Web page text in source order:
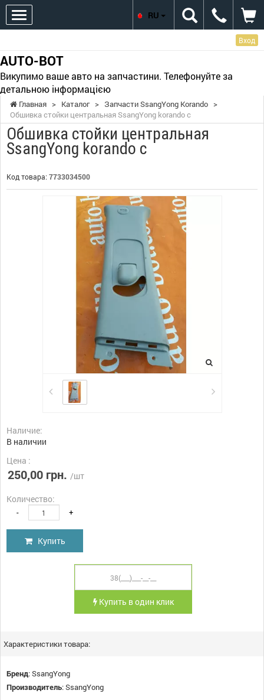
Вход
AUTO-BOT
Викупимо ваше авто на запчастини. Телефонуйте за
детальною інформацією
RU
Главная > Каталог > Запчасти SsangYong Korando >
Обшивка стойки центральная SsangYong korando c
Обшивка стойки центральная
SsangYong korando c
Код товара: 7733034500
Наличие:
В наличии
Цена :
250,00 грн. /шт
Количество:
- +
Купить
Купить в один клик
Характеристики товара:
Бренд:SsangYong
Производитель:SsangYong